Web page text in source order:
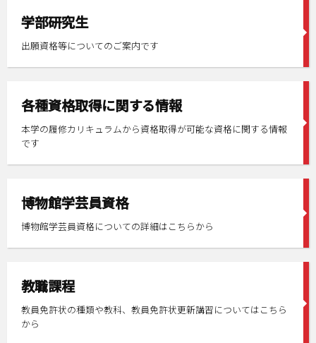
学部研究生
出願資格等についてのご案内です
各種資格取得に関する情報
本学の履修カリキュラムから資格取得が可能な資格に関する情報
です
博物館学芸員資格
博物館学芸員資格についての詳細はこちらから
教職課程
教員免許状の種類や教科、教員免許状更新講習についてはこちら
から